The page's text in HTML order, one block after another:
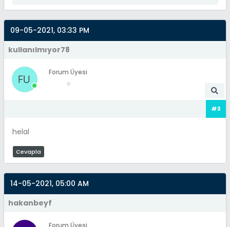
09-05-2021, 03:33 PM
kullanılmıyor78
Forum Üyesi
#3
helal
Cevapla
14-05-2021, 05:00 AM
hakanbeyf
Forum Üyesi